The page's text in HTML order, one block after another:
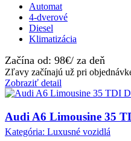
Automat
4-dverové
Diesel
Klimatizácia
Začína od: 98€/ za deň
Zľavy začínajú už pri
Zobraziť detail
Audi A6 Limousine 35
Kategória: Luxusné vozidlá